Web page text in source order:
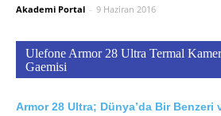
Akademi Portal - 9 Haziran 2016
Ulefone Armor 28 Ultra Termal
Gaemisi
Armor 28 Ultra; Dünya’da Bir Benzeri